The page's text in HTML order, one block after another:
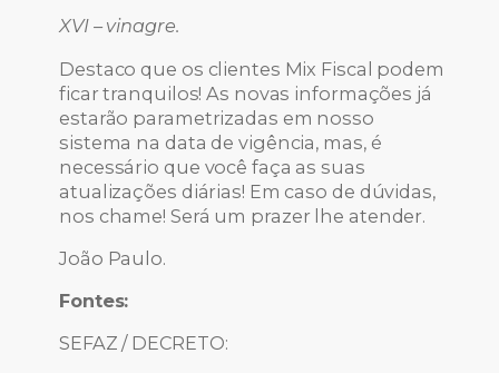
XVI – vinagre.
Destaco que os clientes Mix Fiscal podem
ficar tranquilos! As novas informações já
estarão parametrizadas em nosso
sistema na data de vigência, mas, é
necessário que você faça as suas
atualizações diárias! Em caso de dúvidas,
nos chame! Será um prazer lhe atender.
João Paulo.
Fontes:
SEFAZ / DECRETO: